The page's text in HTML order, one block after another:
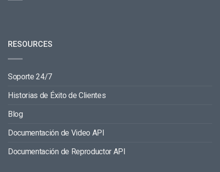
RESOURCES
Soporte 24/7
Historias de Éxito de Clientes
Blog
Documentación de Video API
Documentación de Reproductor API